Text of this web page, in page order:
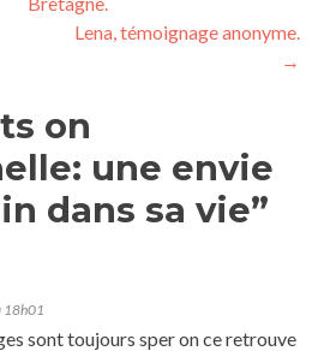
Lena, témoignage anonyme.
→
on
une envie
dans sa vie”
18h01
sont toujours sper on ce retrouve